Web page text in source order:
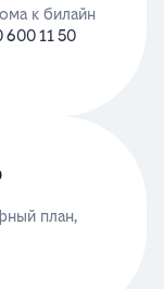
к билайн
600 11 50
план,